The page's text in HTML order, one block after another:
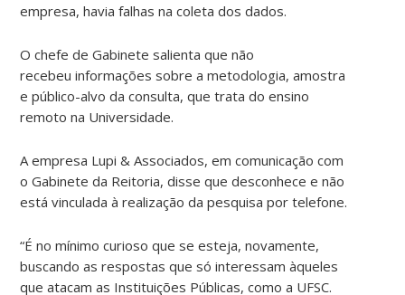
empresa, havia falhas na coleta dos dados.
O chefe de Gabinete salienta que não
recebeu informações sobre a metodologia, amostra
e público-alvo da consulta, que trata do ensino
remoto na Universidade.
A empresa Lupi & Associados, em comunicação com
o Gabinete da Reitoria, disse que desconhece e não
está vinculada à realização da pesquisa por telefone.
“É no mínimo curioso que se esteja, novamente,
buscando as respostas que só interessam àqueles
que atacam as Instituições Públicas, como a UFSC.